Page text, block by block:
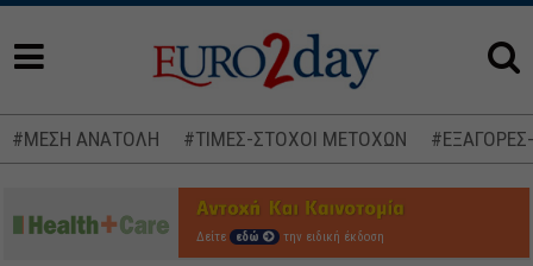
#ΜΕΣΗ ΑΝΑΤΟΛΗ #ΤΙΜΕΣ-ΣΤΟΧΟΙ ΜΕΤΟΧΩΝ
Δείτε εδώ την ειδική έκδοση